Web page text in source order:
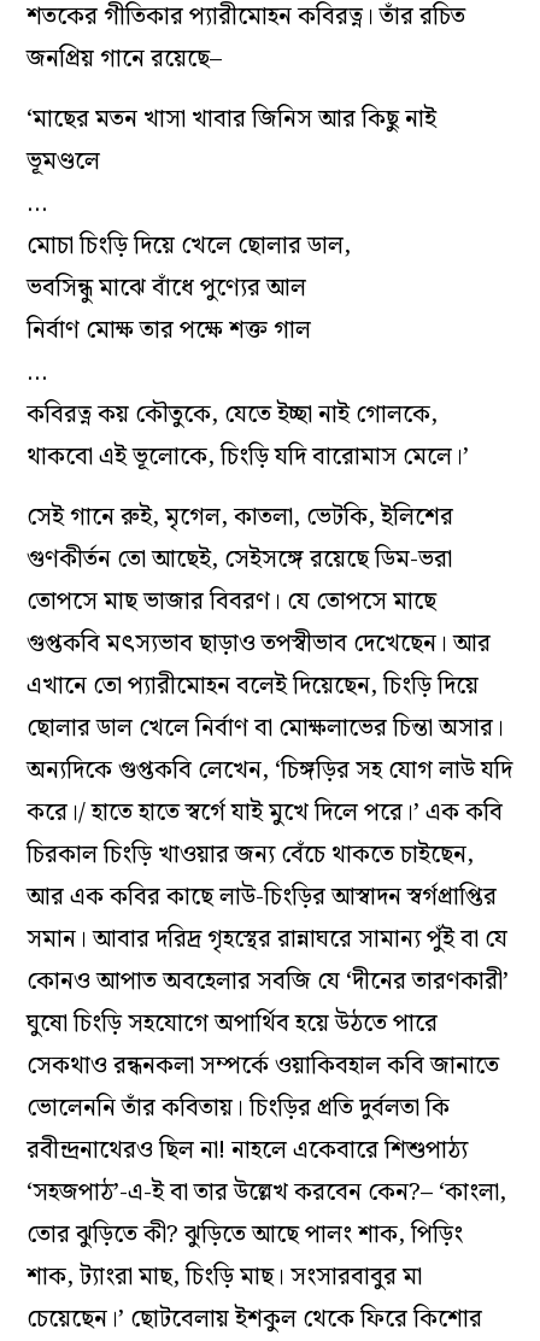
শতকের গীতিকার প্যারীমোহন কবিরত্ন। তাঁর রচিত
জনপ্রিয় গানে রয়েছে–
‘মাছের মতন খাসা খাবার জিনিস আর কিছু নাই
ভূমণ্ডলে
…
মোচা চিংড়ি দিয়ে খেলে ছোলার ডাল,
ভবসিন্ধু মাঝে বাঁধে পুণ্যের আল
নির্বাণ মোক্ষ তার পক্ষে শক্ত গাল
…
কবিরত্ন কয় কৌতুকে, যেতে ইচ্ছা নাই গোলকে,
থাকবো এই ভূলোকে, চিংড়ি যদি বারোমাস মেলে।’
সেই গানে রুই, মৃগেল, কাতলা, ভেটকি, ইলিশের
গুণকীর্তন তো আছেই, সেইসঙ্গে রয়েছে ডিম-ভরা
তোপসে মাছ ভাজার বিবরণ। যে তোপসে মাছে
গুপ্তকবি মৎস্যভাব ছাড়াও তপস্বীভাব দেখেছেন। আর
এখানে তো প্যারীমোহন বলেই দিয়েছেন, চিংড়ি দিয়ে
ছোলার ডাল খেলে নির্বাণ বা মোক্ষলাভের চিন্তা অসার।
অন্যদিকে গুপ্তকবি লেখেন, ‘চিঙ্গড়ির সহ যোগ লাউ যদি
করে।/ হাতে হাতে স্বর্গে যাই মুখে দিলে পরে।’ এক কবি
চিরকাল চিংড়ি খাওয়ার জন্য বেঁচে থাকতে চাইছেন,
আর এক কবির কাছে লাউ-চিংড়ির আস্বাদন স্বর্গপ্রাপ্তির
সমান। আবার দরিদ্র গৃহস্থের রান্নাঘরে সামান্য পুঁই বা যে
কোনও আপাত অবহেলার সবজি যে ‘দীনের তারণকারী’
ঘুষো চিংড়ি সহযোগে অপার্থিব হয়ে উঠতে পারে
সেকথাও রন্ধনকলা সম্পর্কে ওয়াকিবহাল কবি জানাতে
ভোলেননি তাঁর কবিতায়। চিংড়ির প্রতি দুর্বলতা কি
রবীন্দ্রনাথেরও ছিল না! নাহলে একেবারে শিশুপাঠ্য
‘সহজপাঠ’-এ-ই বা তার উল্লেখ করবেন কেন?– ‘কাংলা,
তোর ঝুড়িতে কী? ঝুড়িতে আছে পালং শাক, পিড়িং
শাক, ট্যাংরা মাছ, চিংড়ি মাছ। সংসারবাবুর মা
চেয়েছেন।’ ছোটবেলায় ইশকুল থেকে ফিরে কিশোর